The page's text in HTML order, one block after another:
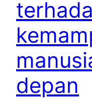
depan